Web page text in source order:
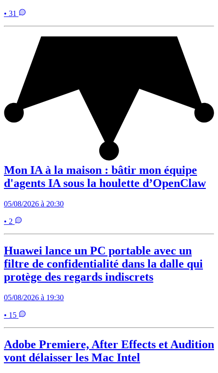
• 31
Mon IA à la maison : bâtir mon équipe
d'agents IA sous la houlette d’OpenClaw
05/08/2026 à 20:30
• 2
Huawei lance un PC portable avec un
filtre de confidentialité dans la dalle qui
protège des regards indiscrets
05/08/2026 à 19:30
• 15
Adobe Premiere, After Effects et Audition
vont délaisser les Mac Intel